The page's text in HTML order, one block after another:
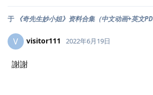
于 《奇先生妙小姐》资料合集（中文动画+英文
V visitor111 2022年6月19日
謝謝